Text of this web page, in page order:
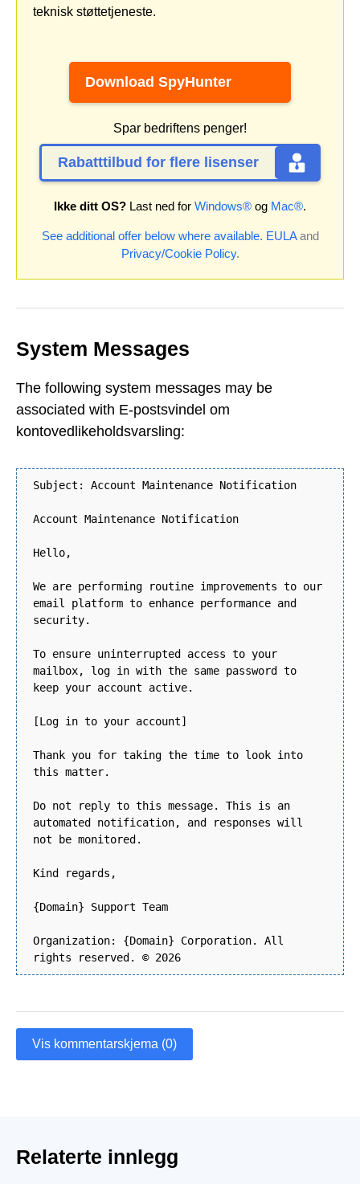
teknisk støttetjeneste.
Download SpyHunter
Spar bedriftens penger!
Rabatttilbud for flere lisenser
Ikke ditt OS? Last ned for Windows® og Mac®.
See additional offer below where available. EULAand
Privacy/Cookie Policy.
System Messages
The following system messages may be
associated with E-postsvindel om
kontovedlikeholdsvarsling:
Subject: Account Maintenance Notification
Account Maintenance Notification
Hello,
We are performing routine improvements to our
email platform to enhance performance and
security.
To ensure uninterrupted access to your
mailbox, log in with the same password to
keep your account active.
[Log in to your account]
Thank you for taking the time to look into
this matter.
Do not reply to this message. This is an
automated notification, and responses will
not be monitored.
Kind regards,
{Domain} Support Team
Organization: {Domain} Corporation. All
rights reserved. © 2026
Vis kommentarskjema (0)
Relaterte innlegg